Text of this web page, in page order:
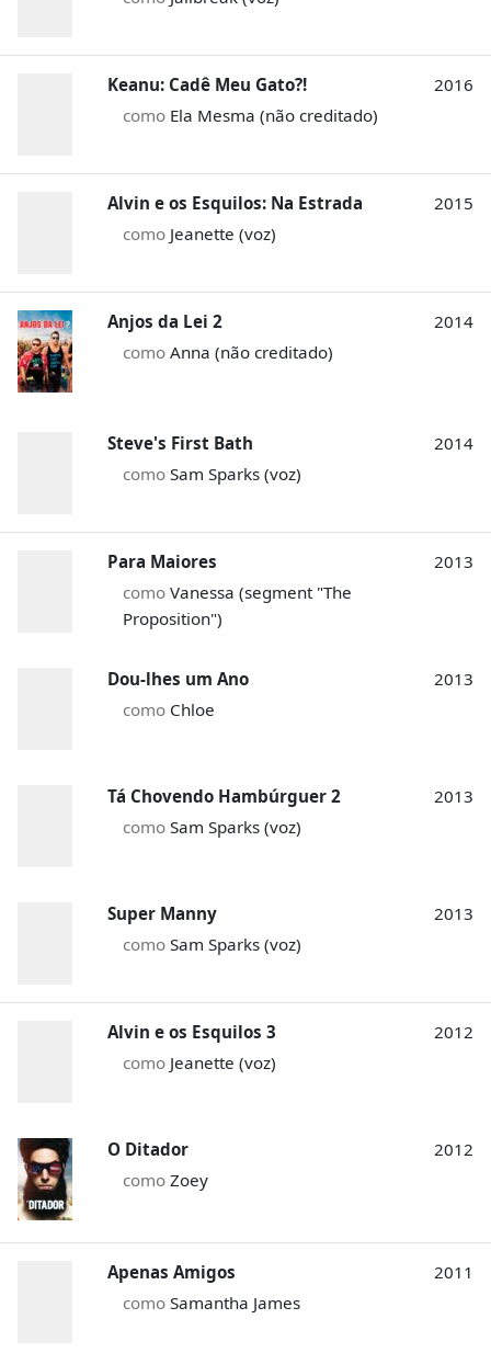
Keanu: Cadê Meu Gato?!
como Ela Mesma (não creditado)
2016
Alvin e os Esquilos: Na Estrada
como Jeanette (voz)
2015
Anjos da Lei 2
como Anna (não creditado)
2014
Steve's First Bath
como Sam Sparks (voz)
2014
Para Maiores
como Vanessa (segment "The
Proposition")
2013
Dou-lhes um Ano
como Chloe
2013
Tá Chovendo Hambúrguer 2
como Sam Sparks (voz)
2013
Super Manny
como Sam Sparks (voz)
2013
Alvin e os Esquilos 3
como Jeanette (voz)
2012
O Ditador
como Zoey
2012
Apenas Amigos
como Samantha James
2011